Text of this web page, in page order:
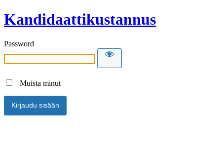
Kandidaattikustannus
Password
Muista minut